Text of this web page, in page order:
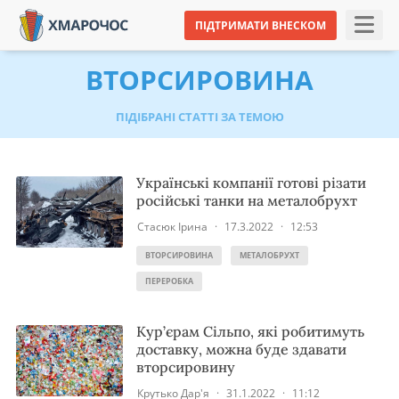
ПІДТРИМАТИ ВНЕСКОМ
ВТОРСИРОВИНА
ПІДІБРАНІ СТАТТІ ЗА ТЕМОЮ
Українські компанії готові різати
російські танки на металобрухт
Стасюк Ірина · 17.3.2022 · 12:53
ВТОРСИРОВИНА МЕТАЛОБРУХТ
ПЕРЕРОБКА
Кур’єрам Сільпо, які робитимуть
доставку, можна буде здавати
вторсировину
Крутько Дар'я · 31.1.2022 · 11:12